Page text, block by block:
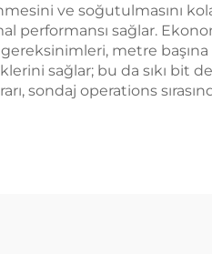
ve soğutulmasını
sağlar.
gereksinimleri, metre
sağlar; bu da sıkı bit
sondaj operations